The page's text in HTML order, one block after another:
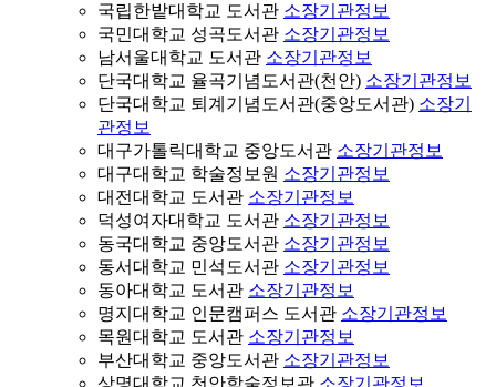
국립한밭대학교 도서관 소장기관정보
국민대학교 성곡도서관 소장기관정보
남서울대학교 도서관 소장기관정보
단국대학교 율곡기념도서관(천안) 소장기관정보
단국대학교 퇴계기념도서관(중앙도서관) 소장기
관정보
대구가톨릭대학교 중앙도서관 소장기관정보
대구대학교 학술정보원 소장기관정보
대전대학교 도서관 소장기관정보
덕성여자대학교 도서관 소장기관정보
동국대학교 중앙도서관 소장기관정보
동서대학교 민석도서관 소장기관정보
동아대학교 도서관 소장기관정보
명지대학교 인문캠퍼스 도서관 소장기관정보
목원대학교 도서관 소장기관정보
부산대학교 중앙도서관 소장기관정보
상명대학교 천안학술정보관 소장기관정보